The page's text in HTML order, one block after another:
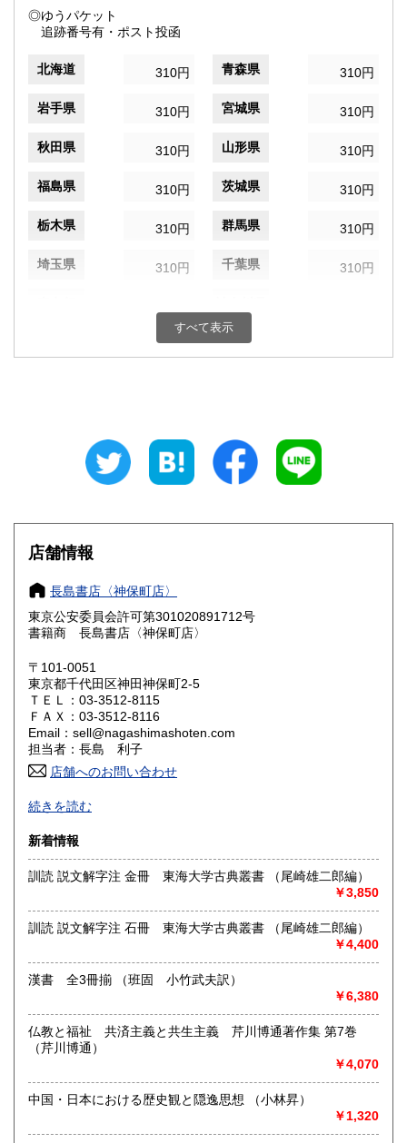
◎ゆうパケット
追跡番号有・ポスト投函
北海道 310円 青森県 310円
岩手県 310円 宮城県 310円
秋田県 310円 山形県 310円
福島県 310円 茨城県 310円
栃木県 310円 群馬県 310円
埼玉県 310円 千葉県 310円
310円 富山県
310円 静岡県
奈良県 310円 和歌山県
岡山県 310円
山口県 310円 徳島県
香川県 310円
高知県
佐賀県
310円
宮崎県 310円 鹿児島県 310円
沖縄県 310円
すべて表示
店舗情報
長島書店〈神保町店〉
東京公安委員会許可第301020891712号
書籍商 長島書店〈神保町店〉
〒101-0051
東京都千代田区神田神保町2-5
ＴＥＬ：03-3512-8115
ＦＡＸ：03-3512-8116
Email：sell@nagashimashoten.com
担当者：長島 利子
店舗へのお問い合わせ
＜神保町店＞は、神田で営業してお陰様で百十余年（創業明
治３５年）書籍雑誌の販売、買入れ、出張買取を致しており
ます。
＜駿河台下店＞は、現在買取専門店としてインターネット
等の通信販売、宅配買取の店として営業致しております
沿線名：JR 地下鉄
最寄駅：水道橋駅 神保町駅
定休日：水曜日・日曜日・祝日
江戸時代〜明治時代の古典籍・和本・唐本・全集・哲学書・
歴史書・思想書・仏教書・宗教書・国文学書等専門書から書
道・美術・映画・音楽・江戸東京・古い漫画・昔の漫画・近
年の文庫まで、幅広い分野で、専門スタッフが直接お伺いし
査定・買い取り致します。古書の出張買取致します。
続きを読む
新着情報
訓読 説文解字注 金冊 東海大学古典叢書 （尾崎雄二郎編）
￥3,850
訓読 説文解字注 石冊 東海大学古典叢書 （尾崎雄二郎編）
￥4,400
漢書 全3冊揃 （班固 小竹武夫訳）
￥6,380
仏教と福祉 共済主義と共生主義 芹川博通著作集 第7巻
（芹川博通）
￥4,070
中国・日本における歴史観と隠逸思想 （小林昇）
￥1,320